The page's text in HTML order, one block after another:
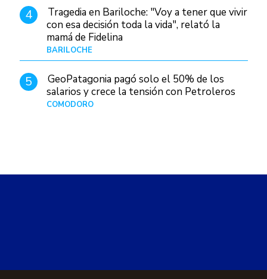
4
Tragedia en Bariloche: "Voy a tener que vivir
con esa decisión toda la vida", relató la
mamá de Fidelina
BARILOCHE
5
GeoPatagonia pagó solo el 50% de los
salarios y crece la tensión con Petroleros
COMODORO